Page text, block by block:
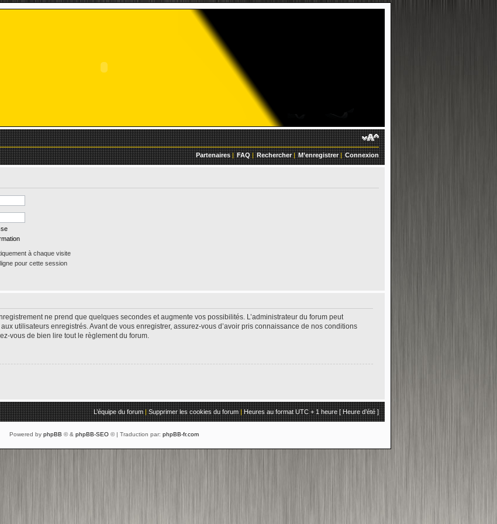
Partenaires| FAQ| Rechercher| M’enregistrer| Connexion
à chaque visite
pour cette session
ne prend que quelques secondes et augmente vos possibilités. L’administrateur du forum peut
utilisateurs enregistrés. Avant de vous enregistrer, assurez-vous d’avoir pris connaissance de nos conditions
vous de bien lire tout le règlement du forum.
L’équipe du forum |Supprimer les cookies du forum|Heures au format UTC + 1 heure [ Heure d’été ]
Powered by phpBB © & phpBB-SEO © | Traduction par: phpBB-fr.com